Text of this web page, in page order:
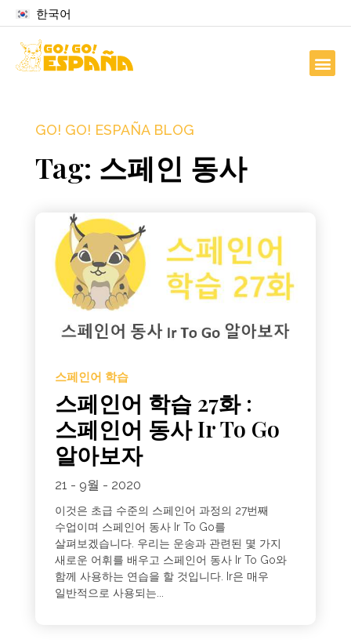
한국어
GO! GO! ESPAÑA BLOG
Tag: 스페인 동사
스페인어 학습
스페인어 학습 27화 :
스페인어 동사 Ir To Go
알아보자
21 - 9월 - 2020
이것은 초급 수준의 스페인어 과정의 27번째
수업이며 스페인어 동사 Ir To Go를
살펴보겠습니다. 우리는 운송과 관련된 몇 가지
새로운 어휘를 배우고 스페인어 동사 Ir To Go와
함께 사용하는 연습을 할 것입니다. Ir은 매우
일반적으로 사용되는...